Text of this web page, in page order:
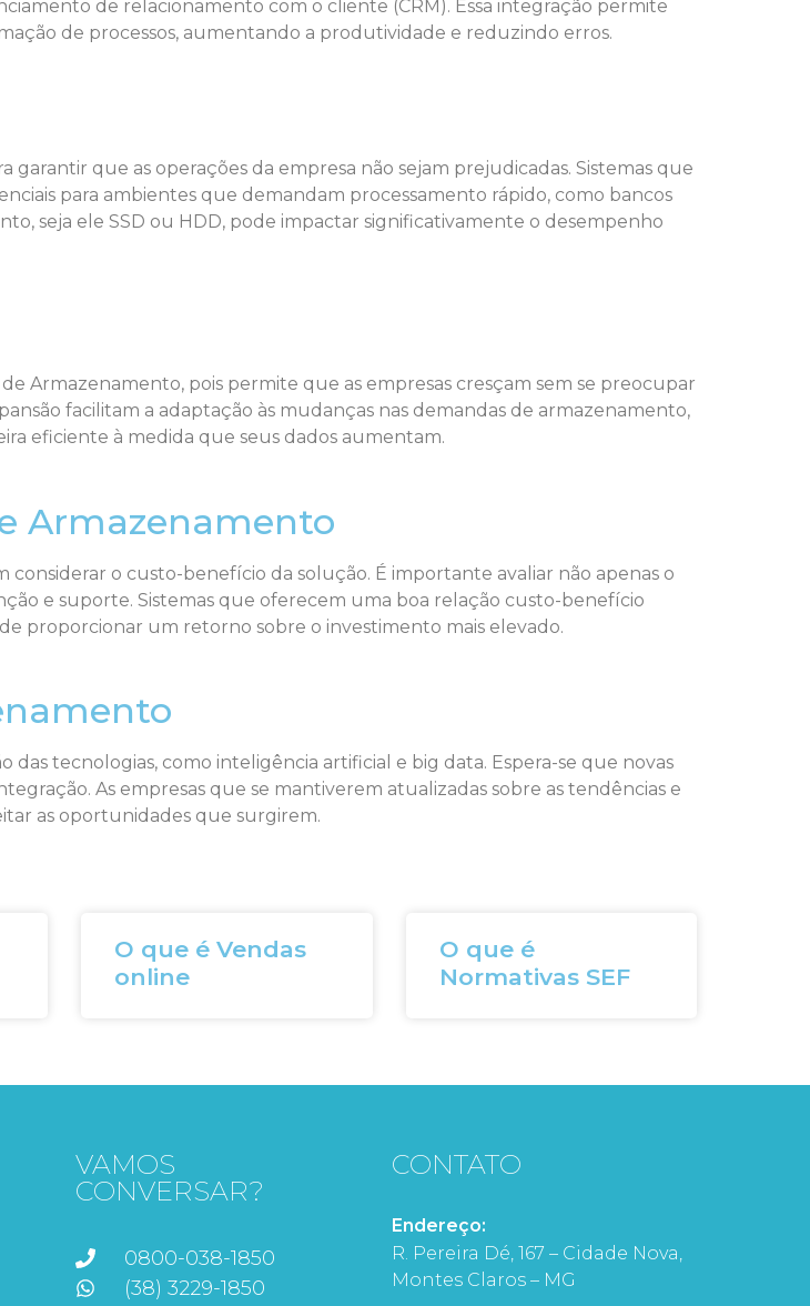
de relacionamento com o cliente (CRM). Essa integração permite
de processos, aumentando a produtividade e reduzindo erros.
que as operações da empresa não sejam prejudicadas. Sistemas que
para ambientes que demandam processamento rápido, como bancos
seja ele SSD ou HDD, pode impactar significativamente o desempenho
Armazenamento, pois permite que as empresas cresçam sem se preocupar
facilitam a adaptação às mudanças nas demandas de armazenamento,
eficiente à medida que seus dados aumentam.
Armazenamento
o custo-benefício da solução. É importante avaliar não apenas o
e suporte. Sistemas que oferecem uma boa relação custo-benefício
proporcionar um retorno sobre o investimento mais elevado.
tecnologias, como inteligência artificial e big data. Espera-se que novas
As empresas que se mantiverem atualizadas sobre as tendências e
as oportunidades que surgirem.
O que é Vendas
online
O que é
Normativas SEF
VAMOS
CONVERSAR?
0800-038-1850
(38) 3229-1850
CONTATO
Endereço:
R. Pereira Dé, 167 – Cidade Nova,
Montes Claros – MG